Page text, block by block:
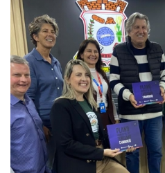
08/08/2026 | 07:00
Teatro Bruno Nitz terá concerto
BALNEÁRIO CAMBORIÚ